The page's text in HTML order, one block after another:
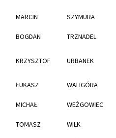
MARCIN SZYMURA
BOGDAN TRZNADEL
KRZYSZTOF URBANEK
ŁUKASZ WALIGÓRA
MICHAŁ WEŻGOWIEC
TOMASZ WILK